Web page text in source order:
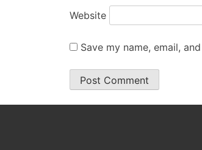
Website
Save my name, email,